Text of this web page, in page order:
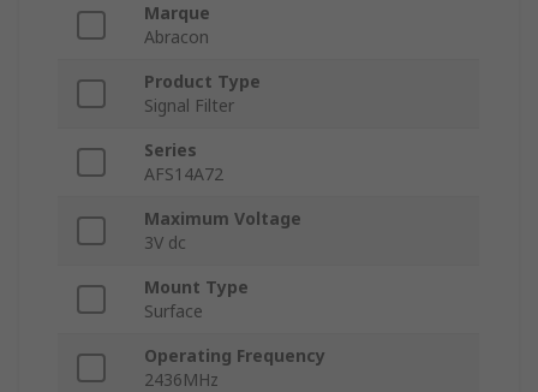
Marque
Abracon
Product Type
Signal Filter
Series
AFS14A72
Maximum Voltage
3V dc
Mount Type
Surface
Operating Frequency
2436MHz